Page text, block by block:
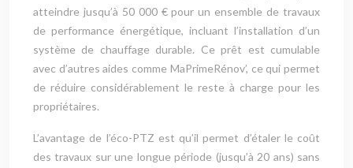
atteindre jusqu’à 50 000 € pour un ensemble de travaux
de performance énergétique, incluant l’installation d’un
système de chauffage durable. Ce prêt est cumulable
avec d’autres aides comme MaPrimeRénov’, ce qui permet
de réduire considérablement le reste à charge pour les
propriétaires.
L’avantage de l’éco-PTZ est qu’il permet d’étaler le coût
des travaux sur une longue période (jusqu’à 20 ans) sans